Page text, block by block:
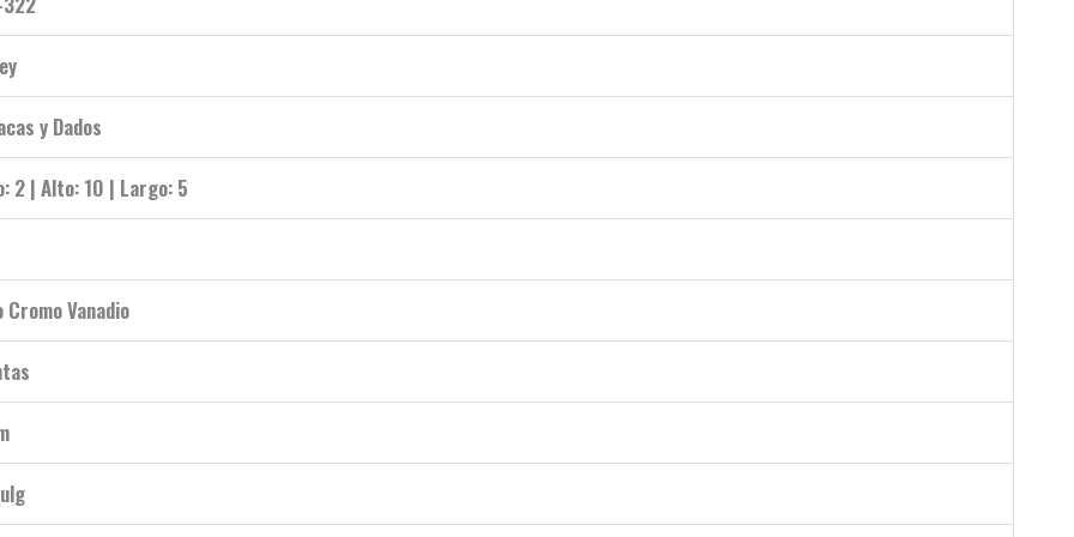
y Dados
2 | Alto: 10 | Largo: 5
Cromo Vanadio